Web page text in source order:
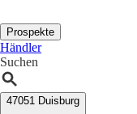
Prospekte
Händler
Suchen
47051 Duisburg